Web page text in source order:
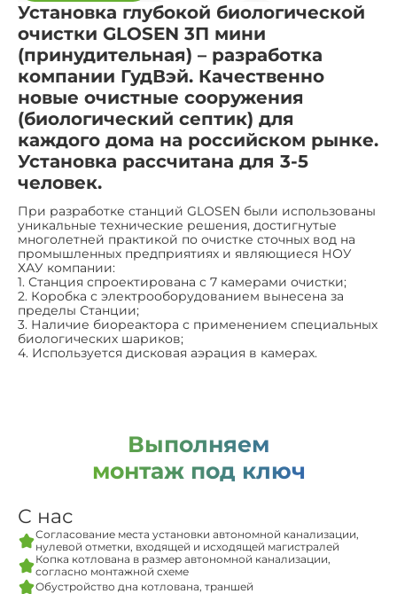
Установка глубокой биологической
очистки GLOSEN 3П мини
(принудительная) – разработка
компании ГудВэй. Качественно
новые очистные сооружения
(биологический септик) для
каждого дома на российском рынке.
Установка рассчитана для 3-5
человек.
При разработке станций GLOSEN были использованы
уникальные технические решения, достигнутые
многолетней практикой по очистке сточных вод на
промышленных предприятиях и являющиеся НОУ
ХАУ компании:
1. Станция спроектирована с 7 камерами очистки;
2. Коробка с электрооборудованием вынесена за
пределы Станции;
3. Наличие биореактора с применением специальных
биологических шариков;
4. Используется дисковая аэрация в камерах.
Выполняем
монтаж под ключ
С нас
Согласование места установки автономной канализации,
нулевой отметки, входящей и исходящей магистралей
Копка котлована в размер автономной канализации,
согласно монтажной схеме
Обустройство дна котлована, траншей